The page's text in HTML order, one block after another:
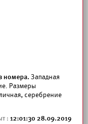
номера. Западная
Размеры
серебрение
12:01:30 28.09.2019